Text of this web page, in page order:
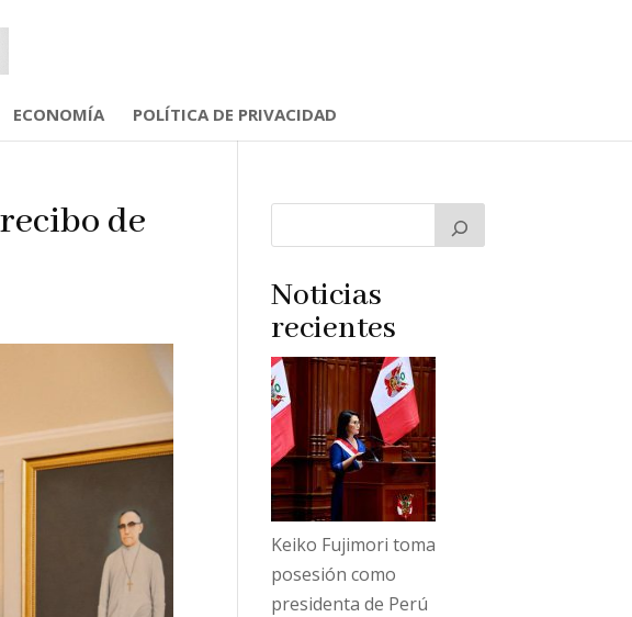
ECONOMÍA POLÍTICA DE PRIVACIDAD
de
Noticias
recientes
Keiko Fujimori toma
posesión como
presidenta de Perú